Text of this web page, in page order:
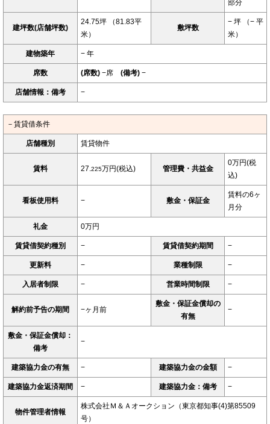
部分
建坪数(店舗坪数)
24.75坪 （81.83平
米）
敷坪数
− 坪 （− 平
米）
建物築年 − 年
席数 (席数) −席 (備考) −
店舗情報：備考 −
－賃貸借条件
店舗種別 賃貸物件
賃料 27.225万円(税込) 管理費・共益金
0万円(税
込)
看板使用料 − 敷金・保証金
賃料の6ヶ
月分
礼金 0万円
賃貸借契約種別 − 賃貸借契約期間 −
更新料 − 業種制限 −
入居者制限 − 営業時間制限 −
解約前予告の期間 −ヶ月前
敷金・保証金償却の
有無
−
敷金・保証金償却：
備考
−
建築協力金の有無 − 建築協力金の金額 −
建築協力金返済期間 − 建築協力金：備考 −
物件管理者情報
株式会社Ｍ＆Ａオークション（東京都知事(4)第85509
号）